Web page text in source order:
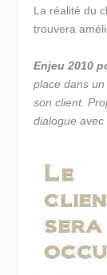
La réalité du
trouvera
Enjeu 2010
place dans
son client.
dialogue avec